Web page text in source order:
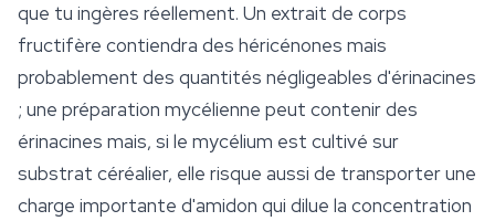
que tu ingères réellement. Un extrait de corps
fructifère contiendra des héricénones mais
probablement des quantités négligeables d'érinacines
; une préparation mycélienne peut contenir des
érinacines mais, si le mycélium est cultivé sur
substrat céréalier, elle risque aussi de transporter une
charge importante d'amidon qui dilue la concentration